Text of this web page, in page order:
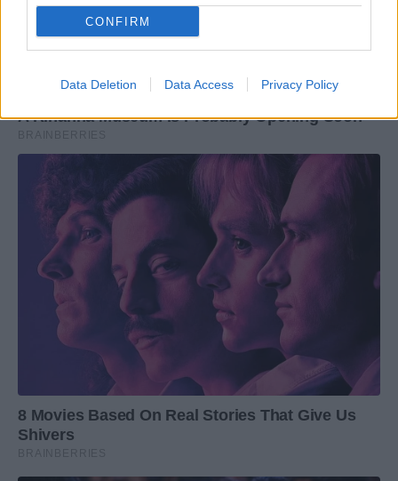
CONFIRM
Data Deletion Data Access Privacy Policy